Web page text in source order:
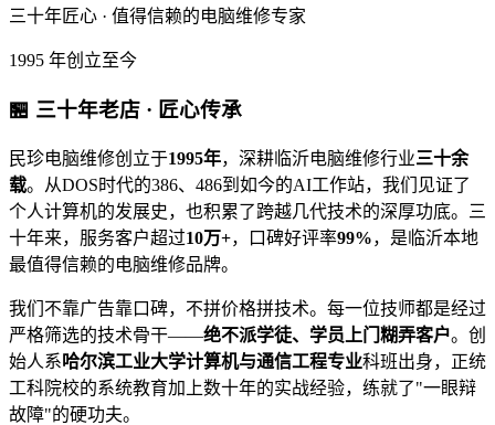
三十年匠心 · 值得信赖的电脑维修专家
1995 年创立至今
🏪 三十年老店 · 匠心传承
民珍电脑维修创立于1995年，深耕临沂电脑维修行业三十余
载。从DOS时代的386、486到如今的AI工作站，我们见证了
个人计算机的发展史，也积累了跨越几代技术的深厚功底。三
十年来，服务客户超过10万+，口碑好评率99%，是临沂本地
最值得信赖的电脑维修品牌。
我们不靠广告靠口碑，不拼价格拼技术。每一位技师都是经过
严格筛选的技术骨干——绝不派学徒、学员上门糊弄客户。创
始人系哈尔滨工业大学计算机与通信工程专业科班出身，正统
工科院校的系统教育加上数十年的实战经验，练就了"一眼辩
故障"的硬功夫。